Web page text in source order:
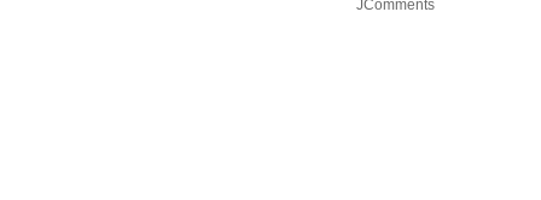
JComments